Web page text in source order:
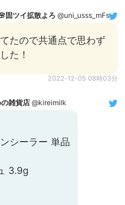
固ツイ拡散よろ @uni_usss_mFsaka
たので共通点で思わず
た！
2022-12-05 08時03分
雑貨店 @kireimilk
シーラー 単品
3.9g